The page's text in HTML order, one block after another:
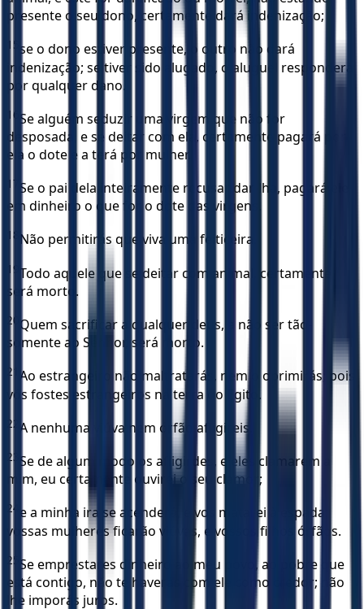
presente o seu dono, certamente dará indenização;
15 se o dono estiver presente, o outro não dará
indenização; se tiver sido alugado, o aluguel responderá
por qualquer dano.
16 Se alguém seduzir uma virgem que não for
desposada, e se deitar com ela, certamente pagará por
ela o dote e a terá por mulher.
17 Se o pai dela inteiramente recusar dar-lha, pagará ele
em dinheiro o que for o dote das virgens.
18 Não permitirás que viva uma feiticeira.
19 Todo aquele que se deitar com animal, certamente
será morto.
20 Quem sacrificar a qualquer deus, a não ser tão-
somente ao Senhor, será morto.
21
Ao estrangeiro não maltratarás, nem o oprimirás; pois
vós fostes estrangeiros na terra do Egito.
22 A nenhuma viúva nem órfão afligireis.
23 Se de algum modo os afligirdes, e eles clamarem a
mim, eu certamente ouvirei o seu clamor;
24 e a minha ira se acenderá, e vos matarei à espada;
vossas mulheres ficarão viúvas, e vossos filhos órfãos.
25 Se emprestares dinheiro ao meu povo, ao pobre que
está contigo, não te haverás com ele como credor; não
lhe imporás juros.